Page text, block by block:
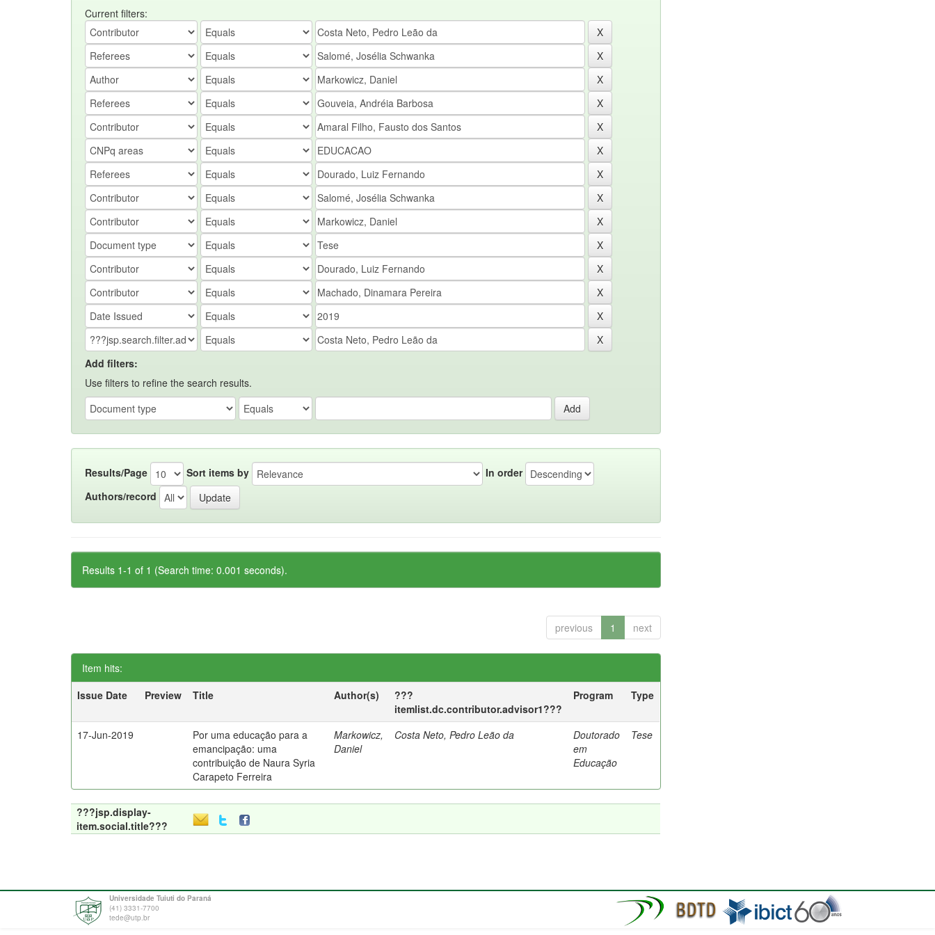
Current filters:
Add filters:
Use filters to refine the search results.
Results/Page Sort items by
In order
Authors/record
Results 1-1 of 1 (Search time: 0.001 seconds).
previous 1 next
Item hits:
Issue Date
Preview Title Author(s)
???
itemlist.dc.contributor.advisor1???
Program Type
17-Jun-2019
Por uma educação para a
emancipação: uma
contribuição de Naura Syria
Carapeto Ferreira
Markowicz,
Daniel
Costa Neto, Pedro Leão da
Doutorado
em
Educação
Tese
???jsp.display-
item.social.title???
Universidade Tuiuti do Paraná
(41) 3331-7700
tede@utp.br